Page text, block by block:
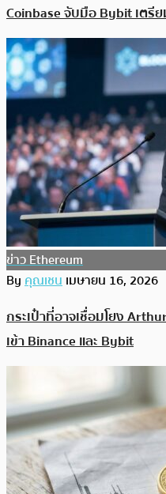
Coinbase จับมือ Bybit เตรี
ข่าว Ethereum
Byคุณเชนเมษายน 16, 2026
กระเป๋าที่อาจเชื่อมโยง
เข้า Binance และ Bybit